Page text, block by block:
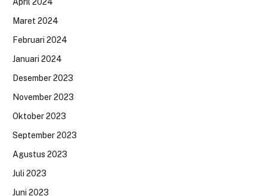
Maret 2024
Februari 2024
Januari 2024
Desember 2023
November 2023
Oktober 2023
September 2023
Agustus 2023
Juli 2023
Juni 2023